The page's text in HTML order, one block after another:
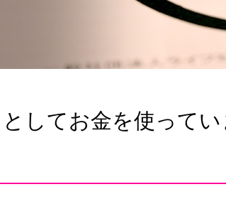
してお金を使ってい